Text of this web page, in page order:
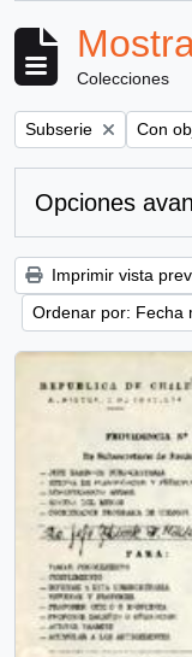
Colecciones
Remove filter:
Subserie Con
Opciones
Imprimir vista
Ordenar por: Fecha